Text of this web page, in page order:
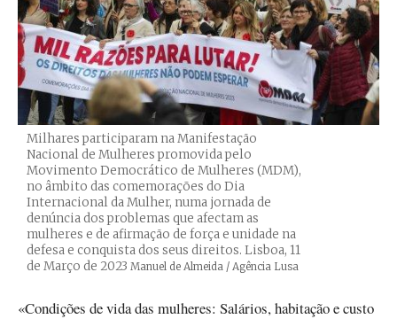
Milhares participaram na Manifestação
Nacional de Mulheres promovida pelo
Movimento Democrático de Mulheres (MDM),
no âmbito das comemorações do Dia
Internacional da Mulher, numa jornada de
denúncia dos problemas que afectam as
mulheres e de afirmação de força e unidade na
defesa e conquista dos seus direitos. Lisboa, 11
de Março de 2023 Créditos
Manuel de Almeida / Agência Lusa
«Condições de vida das mulheres: Salários, habitação e custo